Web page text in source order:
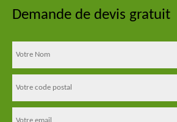
Demande de devis gratuit